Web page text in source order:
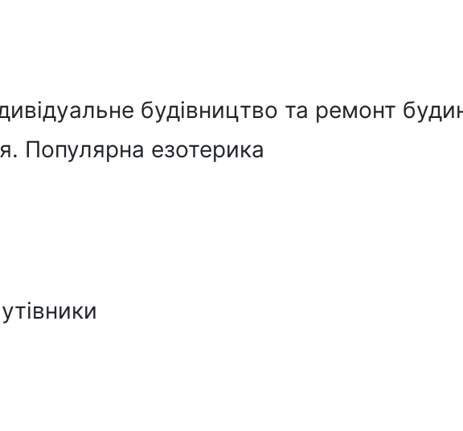
будівництво та ремонт
Популярна езотерика